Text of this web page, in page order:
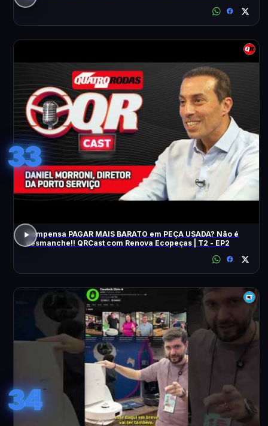
33
Compensa PAGAR MAIS BARATO em PEÇA USADA? Não é
desmanche!! QRCast com Renova Ecopeças | T2 - EP2
34